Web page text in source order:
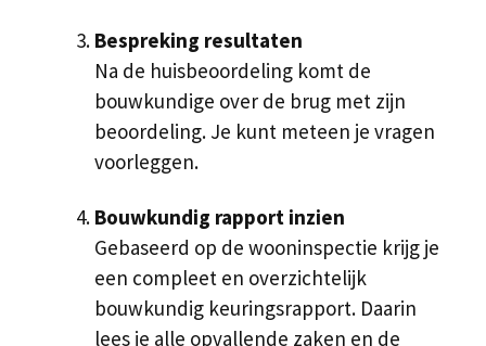
Bespreking resultaten
Na de huisbeoordeling komt de
bouwkundige over de brug met zijn
beoordeling. Je kunt meteen je vragen
voorleggen.
Bouwkundig rapport inzien
Gebaseerd op de wooninspectie krijg je
een compleet en overzichtelijk
bouwkundig keuringsrapport. Daarin
lees je alle opvallende zaken en de